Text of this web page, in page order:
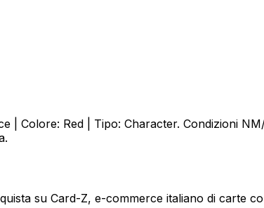
| Colore: Red | Tipo: Character. Condizioni
su Card-Z, e-commerce italiano di carte